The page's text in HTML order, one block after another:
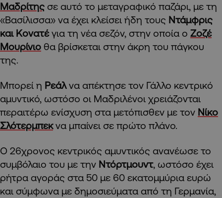
Μαδρίτης σε αυτό το μεταγραφικό παζάρι, με τη
«Βασίλισσα» να έχει κλείσει ήδη τους Ντάμφρις
και Κονατέγια τη νέα σεζόν, στην οποία ο Ζοζέ
Μουρίνιο θα βρίσκεται στην άκρη του πάγκου
της.
Μπορεί η Ρεάλνα απέκτησε τον Γάλλο κεντρικό
αμυντικό, ωστόσο οι Μαδριλένοι χρειάζονται
περαιτέρω ενίσχυση στα μετόπισθεν με τον Νίκο
Σλότερμπεκνα μπαίνει σε πρώτο πλάνο.
Ο 26χρονος κεντρικός αμυντικός ανανέωσε το
συμβόλαιο του με την Ντόρτμουντ, ωστόσο έχει
ρήτρα αγοράς στα 50 με 60 εκατομμύρια ευρώ
και σύμφωνα με δημοσιεύματα από τη Γερμανία,